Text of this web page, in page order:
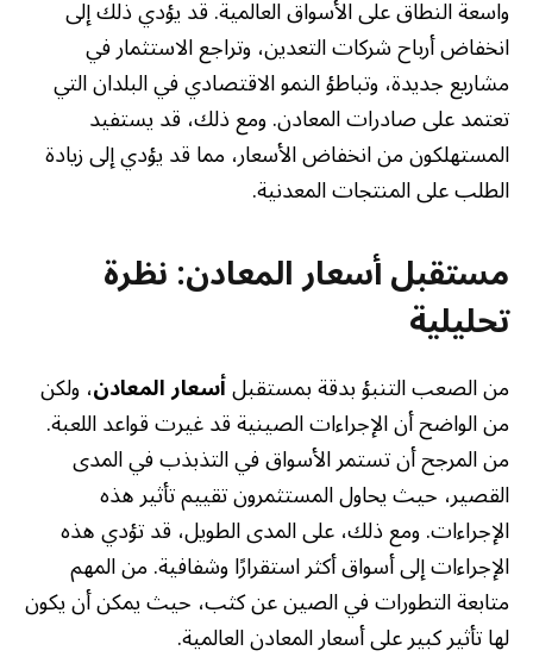
واسعة النطاق على الأسواق العالمية. قد يؤدي ذلك إلى
انخفاض أرباح شركات التعدين، وتراجع الاستثمار في
مشاريع جديدة، وتباطؤ النمو الاقتصادي في البلدان التي
تعتمد على صادرات المعادن. ومع ذلك، قد يستفيد
المستهلكون من انخفاض الأسعار، مما قد يؤدي إلى زيادة
الطلب على المنتجات المعدنية.
مستقبل أسعار المعادن: نظرة
تحليلية
من الصعب التنبؤ بدقة بمستقبلأسعار المعادن، ولكن
من الواضح أن الإجراءات الصينية قد غيرت قواعد اللعبة.
من المرجح أن تستمر الأسواق في التذبذب في المدى
القصير، حيث يحاول المستثمرون تقييم تأثير هذه
الإجراءات. ومع ذلك، على المدى الطويل، قد تؤدي هذه
الإجراءات إلى أسواق أكثر استقرارًا وشفافية. من المهم
متابعة التطورات في الصين عن كثب، حيث يمكن أن يكون
لها تأثير كبير على أسعار المعادن العالمية.